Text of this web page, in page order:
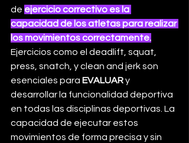
de ejercicio correctivo es la
capacidad de los atletas para realizar
los movimientos correctamente.
Ejercicios como el deadlift, squat,
press, snatch, y clean and jerk son
esenciales para EVALUAR y
desarrollar la funcionalidad deportiva
en todas las disciplinas deportivas. La
capacidad de ejecutar estos
movimientos de forma precisa y sin